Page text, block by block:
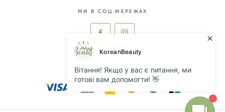
МИ В СОЦ.МЕРЕЖАХ
ПРИЙМАЄМО ДО ОПЛАТИ: